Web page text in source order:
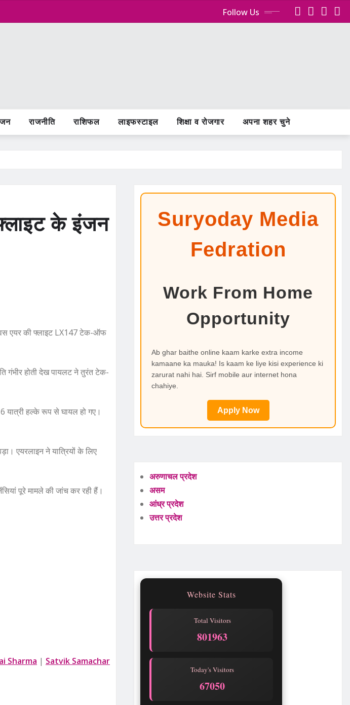
Follow Us
राजनीति राशिफल लाइफस्टाइल शिक्षा व रोजगार अपना शहर चुने
के इंजन
एयर की फ्लाइट LX147 टेक-ऑफ
गंभीर होती देख पायलट ने तुरंत टेक-
यात्री हल्के रूप से घायल हो गए।
एयरलाइन ने यात्रियों के लिए
पूरे मामले की जांच कर रही हैं।
Sharma | Satvik Samachar
Suryoday Media
Fedration
Work From Home
Opportunity
Ab ghar baithe online kaam karke extra income
kamaane ka mauka! Is kaam ke liye kisi experience ki
zarurat nahi hai. Sirf mobile aur internet hona
chahiye.
Apply Now
अरुणाचल प्रदेश
असम
आंध्र प्रदेश
उत्तर प्रदेश
Website Stats
Total Visitors
801963
Today's Visitors
67050